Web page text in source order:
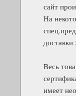
сайт
На
Весь
имеет